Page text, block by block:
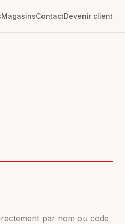
MagasinsContactDevenir client
par nom ou code